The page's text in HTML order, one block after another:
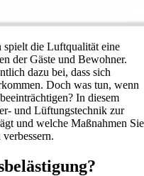
spielt die Luftqualität eine
der Gäste und Bewohner.
dazu bei, dass sich
Doch was tun, wenn
In diesem
und Lüftungstechnik zur
und welche Maßnahmen Sie